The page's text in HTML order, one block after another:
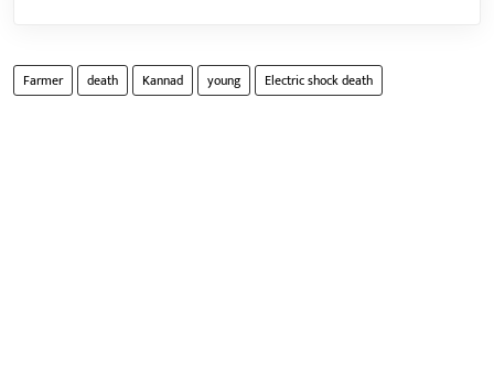
Farmer death Kannad young Electric shock death